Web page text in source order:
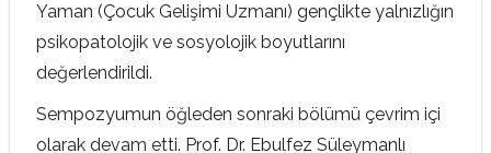
Yaman (Çocuk Gelişimi Uzmanı) gençlikte yalnızlığın
psikopatolojik ve sosyolojik boyutlarını
değerlendirildi.
Sempozyumun öğleden sonraki bölümü çevrim içi
olarak devam etti. Prof. Dr. Ebulfez Süleymanlı